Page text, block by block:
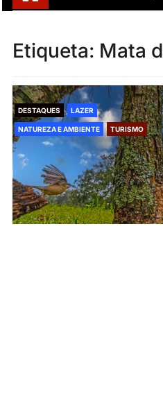
Etiqueta: Mata
DESTAQUES LAZER
NATUREZA E AMBIENTE TURISMO